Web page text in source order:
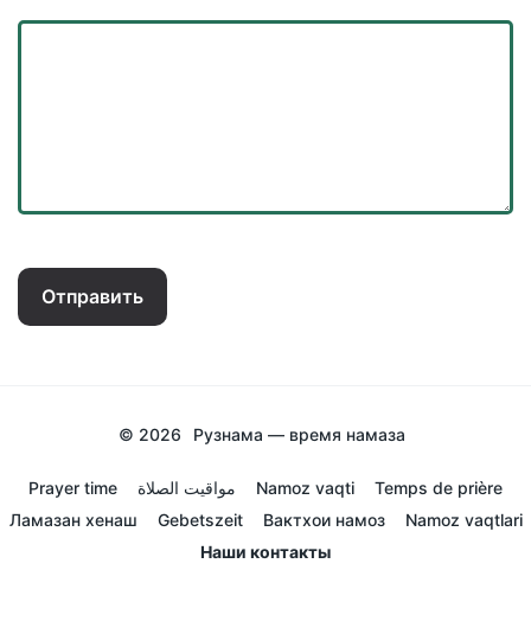
Отправить
© 2026 Рузнама — время намаза
Prayer time مواقيت الصلاة Namoz vaqti
Temps de prière
Ламазан хенаш
Gebetszeit Вактхои намоз
Namoz vaqtlari
Наши контакты